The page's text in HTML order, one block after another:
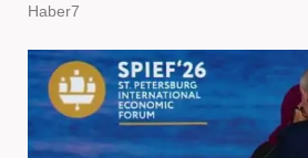
Haber7